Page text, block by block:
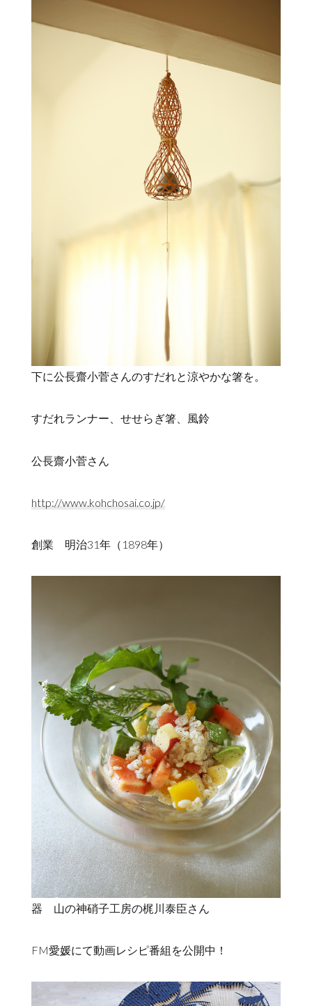
下に公長齋小菅さんのすだれと涼やかな箸を。
すだれランナー、せせらぎ箸、風鈴
公長齋小菅さん
http://www.kohchosai.co.jp/
創業 明治31年（1898年）
器 山の神硝子工房の梶川泰臣さん
FM愛媛にて動画レシピ番組を公開中！